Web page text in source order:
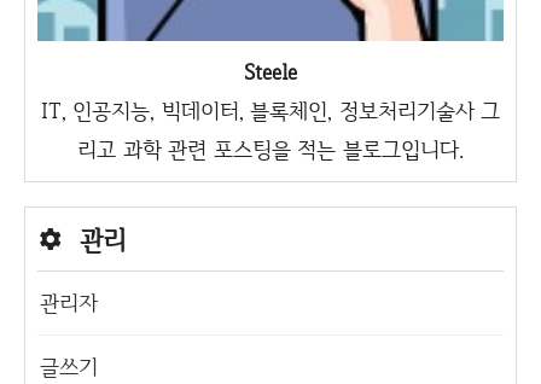
Steele
IT, 인공지능, 빅데이터, 블록체인, 정보처리기술사 그
리고 과학 관련 포스팅을 적는 블로그입니다.
관리
관리자
글쓰기